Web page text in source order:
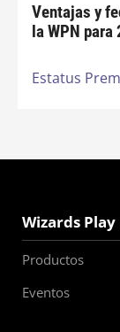
Ventajas y
la WPN para
Estatus
Wizards
Productos
Eventos